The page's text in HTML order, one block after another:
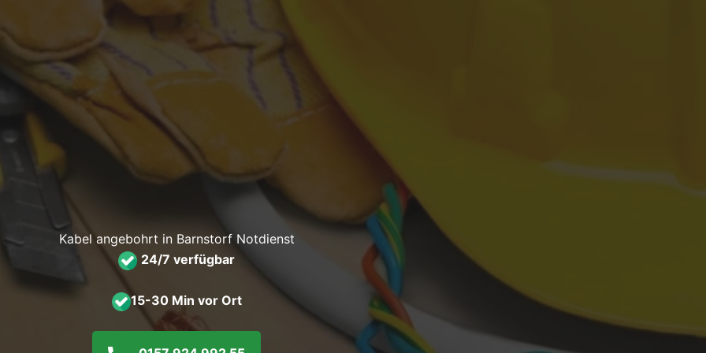
Kabel angebohrt in Barnstorf Notdienst
24/7 verfügbar
15-30 Min vor Ort